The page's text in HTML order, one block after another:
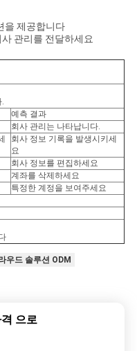
을 제공합니다
사 관리를 전달하세요
예측 결과
회사 관리는 나타납니다.
회사 정보 기록을 발생시키세
요
회사 정보를 편집하세요
계좌를 삭제하세요
특정한 계정을 보여주세요
우드 솔루션 ODM
으로